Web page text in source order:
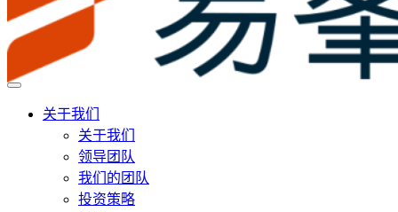
关于我们
关于我们
领导团队
我们的团队
投资策略